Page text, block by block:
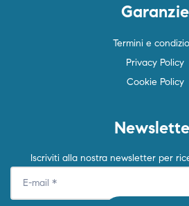
Garanzie
Termini e
Privacy Policy
Cookie Policy
Iscriviti alla nostra newsletter per